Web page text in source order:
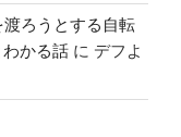
ろうとする自転
かる話 に デフよ